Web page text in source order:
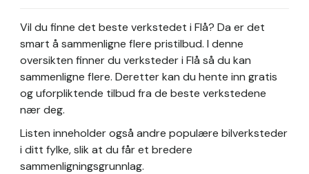
Vil du finne det beste verkstedet i Flå? Da er det
smart å sammenligne flere pristilbud. I denne
oversikten finner du verksteder i Flå så du kan
sammenligne flere. Deretter kan du hente inn gratis
og uforpliktende tilbud fra de beste verkstedene
nær deg.
Listen inneholder også andre populære bilverksteder
i ditt fylke, slik at du får et bredere
sammenligningsgrunnlag.